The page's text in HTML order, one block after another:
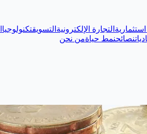
استثمارية التجارة الإلكترونية التسويقتكنولوجيا
نصائحنمط حياةمن نحن